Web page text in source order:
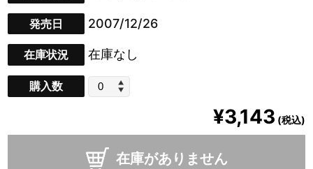
発売日 2007/12/26
在庫状況 在庫なし
購入数
¥3,143 (税込)
在庫がありません